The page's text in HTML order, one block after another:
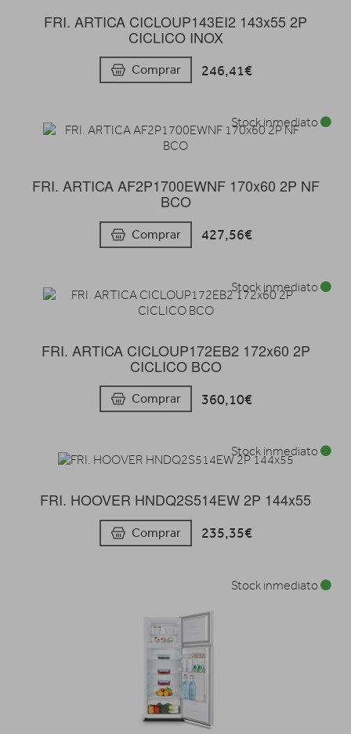
FRI. ARTICA CICLOUP143EI2 143x55 2P
CICLICO INOX
Comprar 246,41€
FRI. ARTICA AF2P1700EWNF 170x60 2P NF
BCO
Comprar 427,56€
Stock inmediato
FRI. ARTICA CICLOUP172EB2 172x60 2P
CICLICO BCO
Comprar 360,10€
Stock inmediato
FRI. HOOVER HNDQ2S514EW 2P 144x55
Comprar 235,35€
Stock inmediato
Stock inmediato